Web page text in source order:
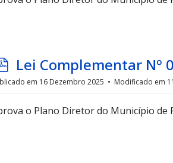
p
d
Lei Complementar Nº
em 16 Dezembro 2025 Modificado em
o Plano Diretor do Município de